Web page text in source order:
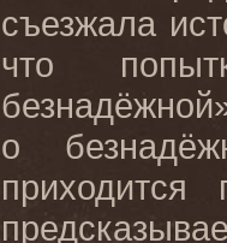
съезжала
что
о
приходится